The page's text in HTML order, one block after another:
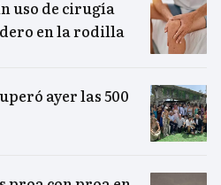
uso de cirugía
en la rodilla
ayer las 500